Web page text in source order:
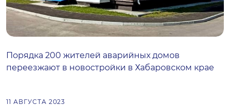
Порядка 200 жителей аварийных домов
переезжают в новостройки в Хабаровском крае
11 АВГУСТА 2023